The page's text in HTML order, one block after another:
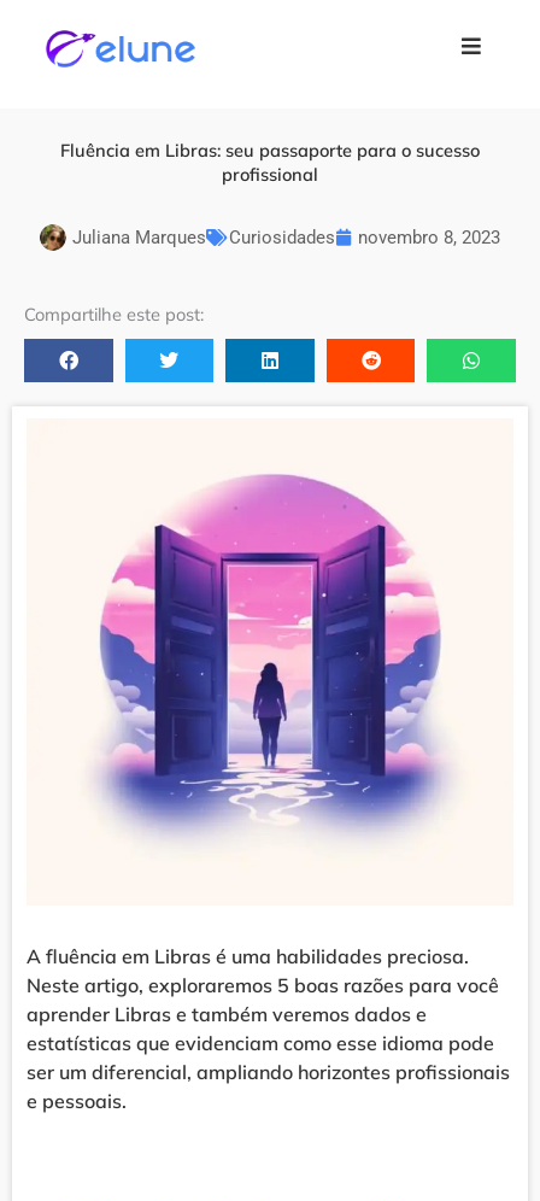
conteúdo
Fluência em Libras: seu passaporte para o sucesso
profissional
Juliana Marques Curiosidades novembro 8, 2023
Compartilhe este post:
A fluência em Libras é uma habilidades preciosa.
Neste artigo, exploraremos 5 boas razões para você
aprender Libras e também veremos dados e
estatísticas que evidenciam como esse idioma pode
ser um diferencial, ampliando horizontes profissionais
e pessoais.